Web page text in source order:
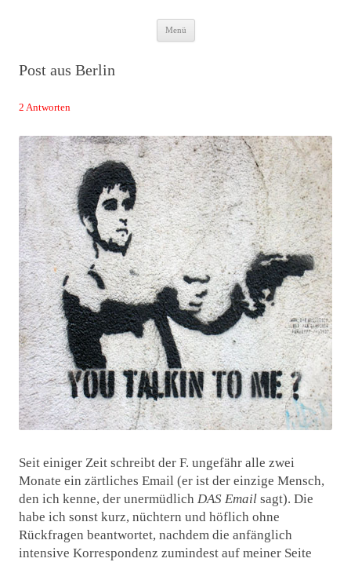
Das Neuste von JWD
Menü
Zum
Inhalt
Post aus Berlin
2 Antworten
Seit einiger Zeit schreibt der F. ungefähr alle zwei
Monate ein zärtliches Email (er ist der einzige Mensch,
den ich kenne, der unermüdlich DAS Email sagt). Die
habe ich sonst kurz, nüchtern und höflich ohne
Rückfragen beantwortet, nachdem die anfänglich
intensive Korrespondenz zumindest auf meiner Seite